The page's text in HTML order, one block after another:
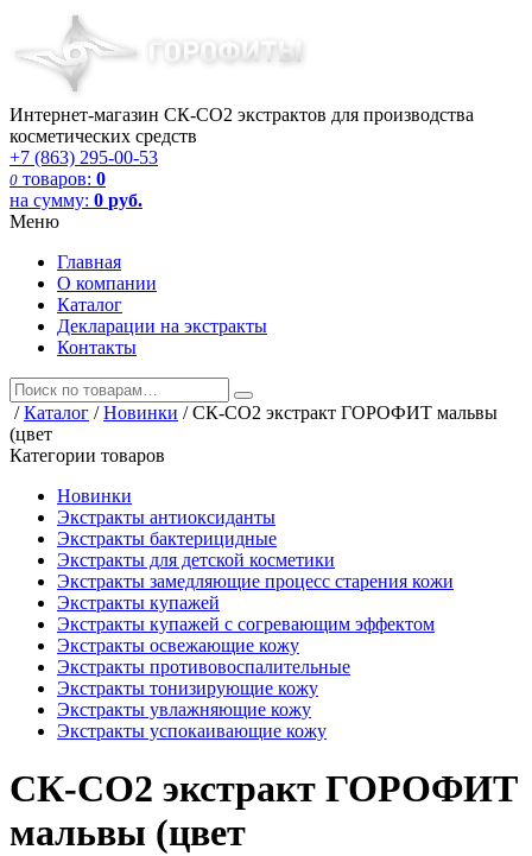
Интернет-магазин СК-СО2 экстрактов для производства
косметических средств
+7 (863) 295-00-53
0 товаров: 0
на сумму: 0 руб.
Меню
Главная
О компании
Каталог
Декларации на экстракты
Контакты
/Каталог /Новинки /СК-СО2 экстракт ГОРОФИТ мальвы
(цвет
Категории товаров
Новинки
Экстракты антиоксиданты
Экстракты бактерицидные
Экстракты для детской косметики
Экстракты замедляющие процесс старения кожи
Экстракты купажей
Экстракты купажей с согревающим эффектом
Экстракты освежающие кожу
Экстракты противовоспалительные
Экстракты тонизирующие кожу
Экстракты увлажняющие кожу
Экстракты успокаивающие кожу
СК-СО2 экстракт ГОРОФИТ
мальвы (цвет